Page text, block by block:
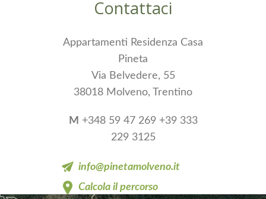
Contattaci
Appartamenti Residenza Casa
Pineta
Via Belvedere, 55
38018 Molveno, Trentino
M +348 59 47 269 +39 333
229 3125
info@pinetamolveno.it
Calcola il percorso